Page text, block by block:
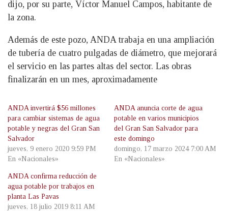
dijo, por su parte, Víctor Manuel Campos, habitante de
la zona.
Además de este pozo, ANDA trabaja en una ampliación
de tubería de cuatro pulgadas de diámetro, que mejorará
el servicio en las partes altas del sector. Las obras
finalizarán en un mes, aproximadamente
ANDA invertirá $56 millones
para cambiar sistemas de agua
potable y negras del Gran San
Salvador
jueves, 9 enero 2020 9:59 PM
En «Nacionales»
ANDA anuncia corte de agua
potable en varios municipios
del Gran San Salvador para
este domingo
domingo, 17 marzo 2024 7:00 AM
En «Nacionales»
ANDA confirma reducción de
agua potable por trabajos en
planta Las Pavas
jueves, 18 julio 2019 8:11 AM